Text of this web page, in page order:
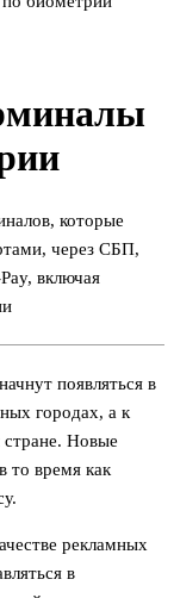
которые
через СБП,
включая
появляться в
городах, а к
стране. Новые
то время как
рекламных
в